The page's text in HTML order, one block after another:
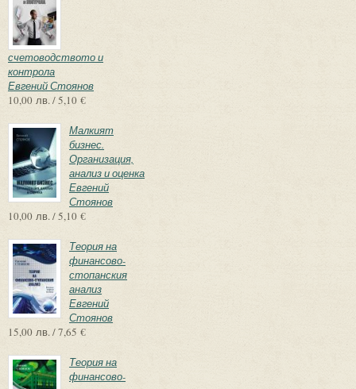
счетоводството и
контрола
Евгений Стоянов
10,00 лв. / 5,10 €
Малкият
бизнес.
Организация,
анализ и оценка
Евгений
Стоянов
10,00 лв. / 5,10 €
Теория на
финансово-
стопанския
анализ
Евгений
Стоянов
15,00 лв. / 7,65 €
Теория на
финансово-